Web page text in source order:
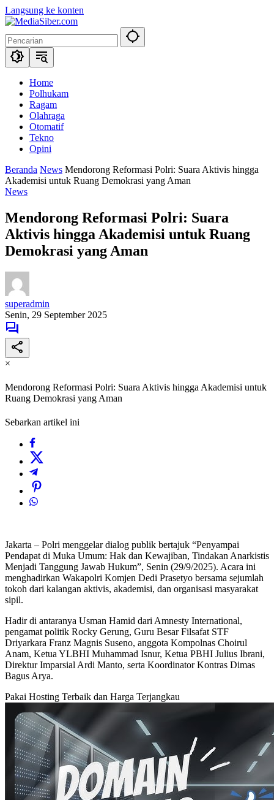
Langsung ke konten
Home
Polhukam
Ragam
Olahraga
Otomatif
Tekno
Opini
Beranda News Mendorong Reformasi Polri: Suara Aktivis hingga
Akademisi untuk Ruang Demokrasi yang Aman
News
Mendorong Reformasi Polri: Suara
Aktivis hingga Akademisi untuk Ruang
Demokrasi yang Aman
superadmin
Senin, 29 September 2025
×
Mendorong Reformasi Polri: Suara Aktivis hingga Akademisi untuk
Ruang Demokrasi yang Aman
Sebarkan artikel ini
Jakarta – Polri menggelar dialog publik bertajuk “Penyampai
Pendapat di Muka Umum: Hak dan Kewajiban, Tindakan Anarkistis
Menjadi Tanggung Jawab Hukum”, Senin (29/9/2025). Acara ini
menghadirkan Wakapolri Komjen Dedi Prasetyo bersama sejumlah
tokoh dari kalangan aktivis, akademisi, dan organisasi masyarakat
sipil.
Hadir di antaranya Usman Hamid dari Amnesty International,
pengamat politik Rocky Gerung, Guru Besar Filsafat STF
Driyarkara Franz Magnis Suseno, anggota Kompolnas Choirul
Anam, Ketua YLBHI Muhammad Isnur, Ketua PBHI Julius Ibrani,
Direktur Imparsial Ardi Manto, serta Koordinator Kontras Dimas
Bagus Arya.
Pakai Hosting Terbaik dan Harga Terjangkau